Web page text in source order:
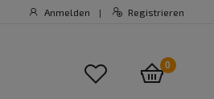
Anmelden | Registrieren
0